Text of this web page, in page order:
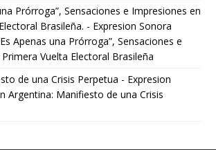
Prórroga”, Sensaciones e Impresiones en
Brasileña. - Expresion Sonora
Apenas una Prórroga”, Sensaciones e
Vuelta Electoral Brasileña
de una Crisis Perpetua - Expresion
Argentina: Manifiesto de una Crisis